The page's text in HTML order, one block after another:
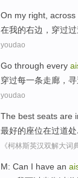
On my right across
在我的右边 ， 穿过
youdao
Go through every
穿过每一条走廊 ，
youdao
The best seats are
最好的座位在过道
《柯林斯英汉双解大词
M: Can I have an